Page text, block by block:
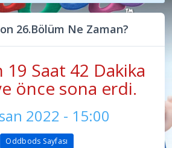
26.Bölüm Ne Zaman?
19 Saat 42 Dakika
önce sona erdi.
2022 - 15:00
Oddbods Sayfası